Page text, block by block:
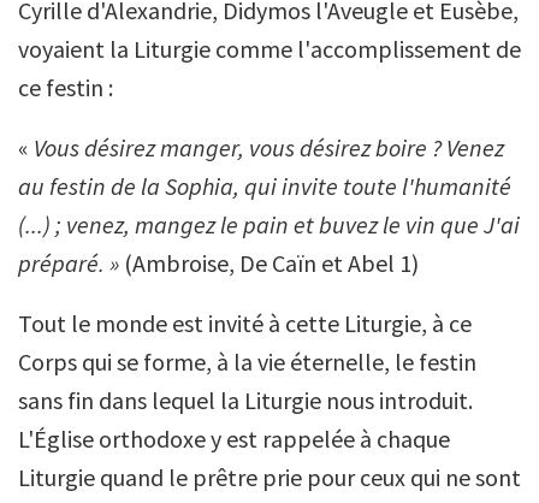
Cyrille d'Alexandrie, Didymos l'Aveugle et Eusèbe,
voyaient la Liturgie comme l'accomplissement de
ce festin :
« Vous désirez manger, vous désirez boire ? Venez
au festin de la Sophia, qui invite toute l'humanité
(...) ; venez, mangez le pain et buvez le vin que J'ai
préparé. » (Ambroise, De Caïn et Abel 1)
Tout le monde est invité à cette Liturgie, à ce
Corps qui se forme, à la vie éternelle, le festin
sans fin dans lequel la Liturgie nous introduit.
L'Église orthodoxe y est rappelée à chaque
Liturgie quand le prêtre prie pour ceux qui ne sont